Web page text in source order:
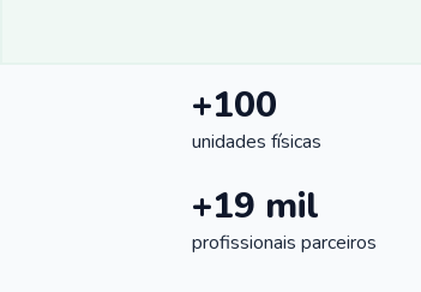
+100
unidades físicas
+19 mil
profissionais parceiros